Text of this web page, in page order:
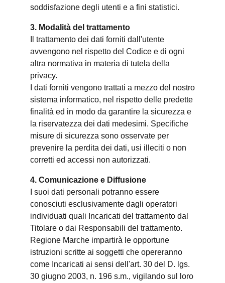
soddisfazione degli utenti e a fini statistici.
3. Modalità del trattamento
Il trattamento dei dati forniti dall'utente
avvengono nel rispetto del Codice e di ogni
altra normativa in materia di tutela della
privacy.
I dati forniti vengono trattati a mezzo del nostro
sistema informatico, nel rispetto delle predette
finalità ed in modo da garantire la sicurezza e
la riservatezza dei dati medesimi. Specifiche
misure di sicurezza sono osservate per
prevenire la perdita dei dati, usi illeciti o non
corretti ed accessi non autorizzati.
4. Comunicazione e Diffusione
I suoi dati personali potranno essere
conosciuti esclusivamente dagli operatori
individuati quali Incaricati del trattamento dal
Titolare o dai Responsabili del trattamento.
Regione Marche impartirà le opportune
istruzioni scritte ai soggetti che opereranno
come Incaricati ai sensi dell'art. 30 del D. lgs.
30 giugno 2003, n. 196 s.m., vigilando sul loro